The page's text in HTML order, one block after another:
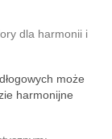
dla harmonii i
może
harmonijne